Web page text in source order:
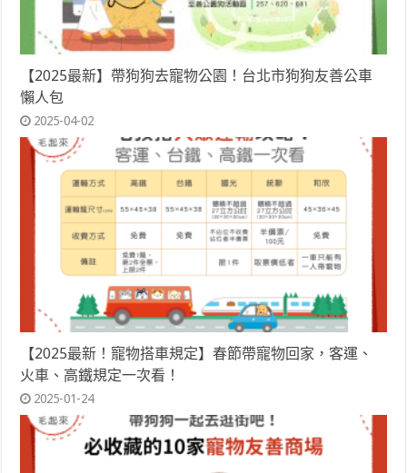
【2025最新】帶狗狗去寵物公園！台北市狗狗友善公車
懶人包
2025-04-02
【2025最新！寵物搭車規定】春節帶寵物回家，客運、
火車、高鐵規定一次看！
2025-01-24